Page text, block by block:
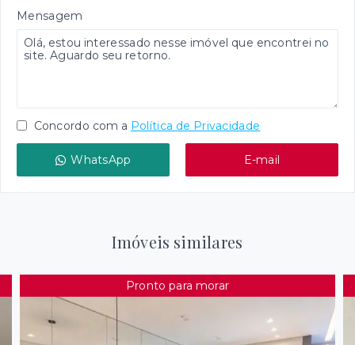
Mensagem
Concordo com a Política de Privacidade
WhatsApp E-mail
Imóveis similares
Pronto para morar